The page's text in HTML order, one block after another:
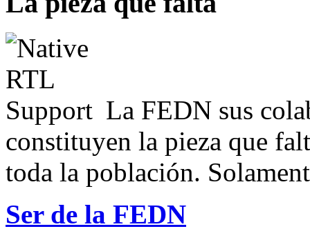
La FEDN sus
constituyen la pieza que
toda la población.
Ser de la FEDN